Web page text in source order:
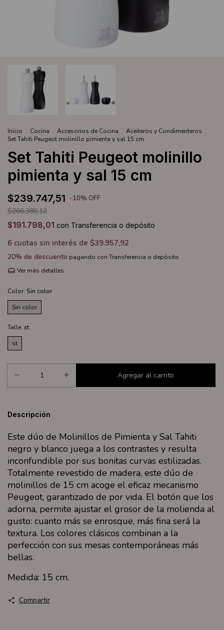
Inicio . Cocina . Accesorios de Cocina . Aceiteros y Condimenteros .
Set Tahiti Peugeot molinillo pimienta y sal 15 cm
Set Tahiti Peugeot molinillo
pimienta y sal 15 cm
$239.747,51 -10% OFF
$266.386,12
$191.798,01 con Transferencia o depósito
6 cuotas sin interés de $39.957,92
20% de descuento pagando con Transferencia o depósito
Ver más detalles
Color: Sin color
Sin color
Talle: st
st
Descripción
Este dúo de Molinillos de Pimienta y Sal Tahiti
negro y blanco juega a los contrastes y resulta
inconfundible por sus bonitas curvas estilizadas.
Totalmente revestido de madera, este dúo de
molinillos de 15 cm acoge el eficaz mecanismo
Peugeot, garantizado de por vida. El botón que los
adorna, permite ajustar el grosor de la molienda al
gusto: cuanto más se enrosque, más fina será la
textura. Los colores clásicos combinan a la
perfección con sus mesas contemporáneas más
bellas.
Medida: 15 cm.
Compartir